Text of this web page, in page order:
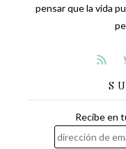
pensar que la vida
Recibe en